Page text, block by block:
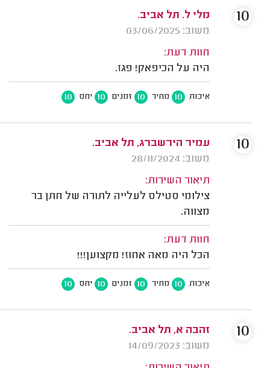
מלי ל. תל אביב.
משוב: 03/06/2025
חוות דעת:
היה על הכיפאק! פגז.
איכות 10 מחיר 10 זמנים 10 יחס 10
10
עמיר הירשברג, תל אביב.
משוב: 28/11/2024
תיאור השירות:
צילומי סטילס לעלייה לתורה של חתן בר
מצווה.
חוות דעת:
הכל היה מאה אחוז! מקצוען!!!
איכות 10 מחיר 10 זמנים 10 יחס 10
10
זהבה א, תל אביב.
משוב: 14/09/2023
10